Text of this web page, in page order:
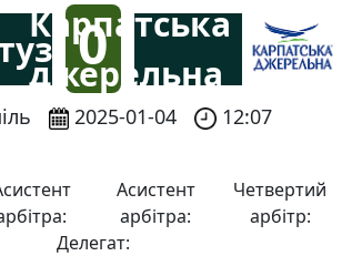
0
:
10
Карпатська
джерельна
2025-01-04 12:07
Асистент
арбітра:
Четвертий
арбітр:
Делегат: